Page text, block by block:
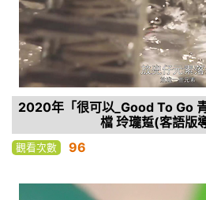
2020年「很可以_Good To Go
檔 玲瓏踅(客語版
觀看次數 96